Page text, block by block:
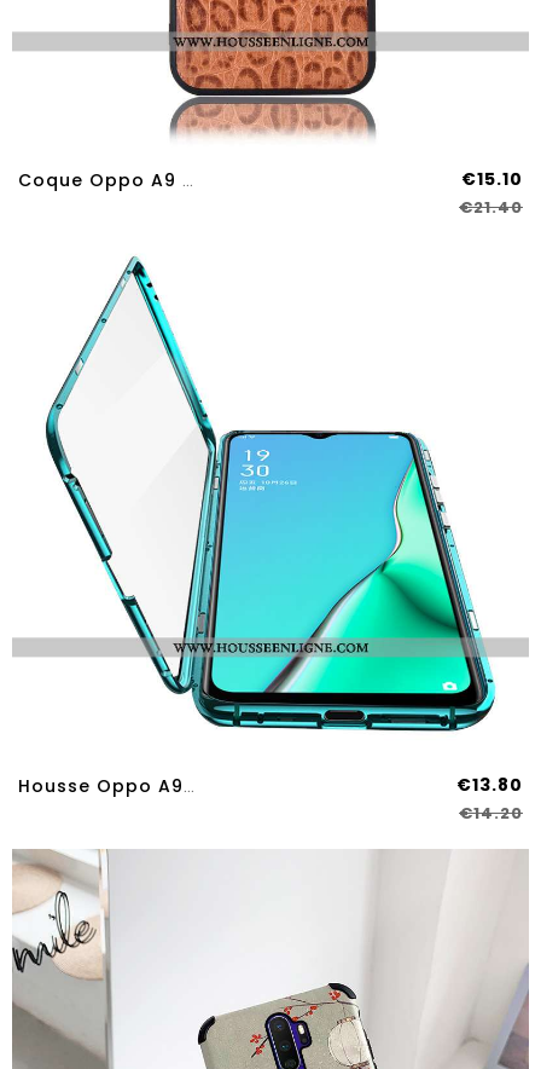
Coque Oppo A9 2020 Cuir Véritable Protection Téléphone Portable Kaki Incassable Étui Couvercle Arriè €15.10
€21.40
Housse Oppo A9 2020 Protection Verre Coque Tout Compris Reversible Étui Vert Verte €13.80
€14.20